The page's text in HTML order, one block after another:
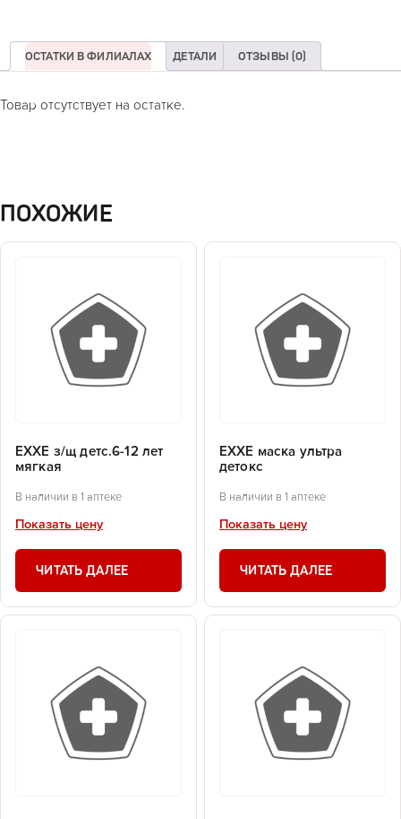
ОСТАТКИ В ФИЛИАЛАХ ДЕТАЛИ ОТЗЫВЫ (0)
Товар отсутствует на остатке.
ПОХОЖИЕ
EXXE з/щ детс.6-12 лет
мягкая
В наличии в 1 аптеке
Показать цену
ЧИТАТЬ ДАЛЕЕ
EXXE маска ультра
детокс
В наличии в 1 аптеке
Показать цену
ЧИТАТЬ ДАЛЕЕ